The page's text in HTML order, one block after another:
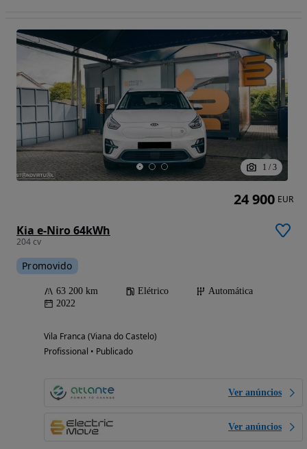
1 / 3
Kia e-Niro 64kWh
204 cv
Promovido
63 200 km Elétrico
Automática
2022
Vila Franca (Viana do Castelo)
Profissional • Publicado
Ver anúncios
Ver anúncios
24 900 EUR